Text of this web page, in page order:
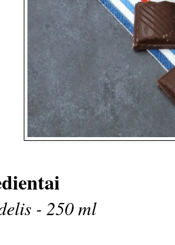
- 250 ml